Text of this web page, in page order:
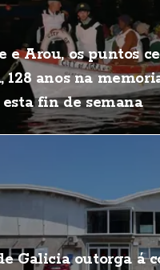
e Arou, os puntos
128 anos na
fin de semana
Galicia outorga á